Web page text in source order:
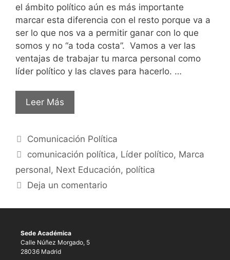
el ámbito político aún es más importante
marcar esta diferencia con el resto porque va a
ser lo que nos va a permitir ganar con lo que
somos y no “a toda costa”. Vamos a ver las
ventajas de trabajar tu marca personal como
líder político y las claves para hacerlo. …
Leer Más
Comunicación Política
comunicación política, Líder político, Marca
personal, Next Educación, política
Deja un comentario
Sede Académica
Calle Núñez Morgado, 5
28036 Madrid